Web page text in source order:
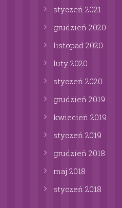
styczeń 2021
grudzień 2020
listopad 2020
luty 2020
styczeń 2020
grudzień 2019
kwiecień 2019
styczeń 2019
grudzień 2018
maj 2018
styczeń 2018